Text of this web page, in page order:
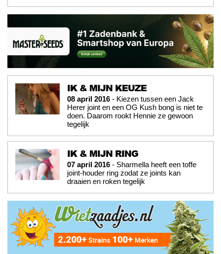
IK & MIJN KEUZE
08 april 2016 - Kiezen tussen een Jack
Herer joint en een OG Kush bong is niet te
doen. Daarom rookt Hennie ze gewoon
tegelijk
IK & MIJN RING
07 april 2016 - Sharmella heeft een toffe
joint-houder ring zodat ze joints kan
draaien en roken tegelijk